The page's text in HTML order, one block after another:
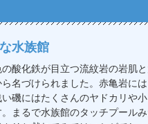
水族館
酸化鉄が目立つ流紋岩の岩肌
名づけられました。赤亀岩に
磯にはたくさんのヤドカリや
まるで水族館のタッチプールみ